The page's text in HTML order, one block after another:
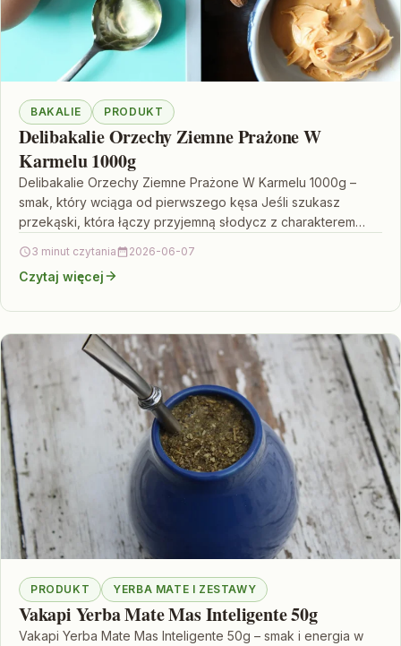
BAKALIE PRODUKT
Delibakalie Orzechy Ziemne Prażone W
Karmelu 1000g
Delibakalie Orzechy Ziemne Prażone W Karmelu 1000g –
smak, który wciąga od pierwszego kęsa Jeśli szukasz
przekąski, która łączy przyjemną słodycz z charakterem
3 minut czytania 2026-06-07
Czytaj więcej
PRODUKT YERBA MATE I ZESTAWY
Vakapi Yerba Mate Mas Inteligente 50g
Vakapi Yerba Mate Mas Inteligente 50g – smak i energia w